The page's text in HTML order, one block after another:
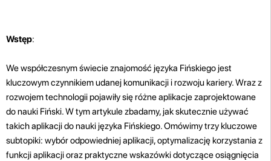
Wstęp:
We współczesnym świecie znajomość języka Fińskiego jest
kluczowym czynnikiem udanej komunikacji i rozwoju kariery. Wraz z
rozwojem technologii pojawiły się różne aplikacje zaprojektowane
do nauki Fiński. W tym artykule zbadamy, jak skutecznie używać
takich aplikacji do nauki języka Fińskiego. Omówimy trzy kluczowe
subtopiki: wybór odpowiedniej aplikacji, optymalizację korzystania z
funkcji aplikacji oraz praktyczne wskazówki dotyczące osiągnięcia